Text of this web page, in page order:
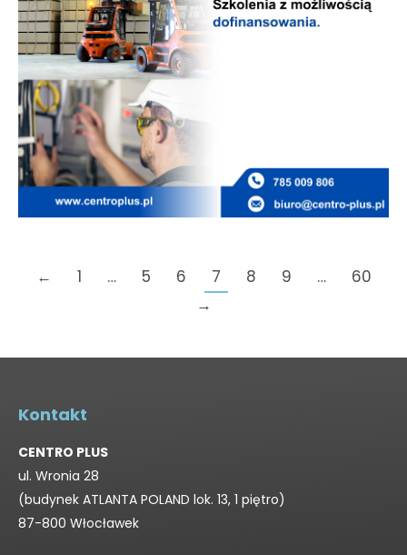
← 1 … 5 6 7 8 9 …
60
→
Kontakt
CENTRO PLUS
ul. Wronia 28
(budynek ATLANTA POLAND lok. 13, 1 piętro)
87-800 Włocławek